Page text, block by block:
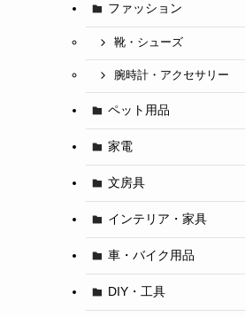
ファッション
靴・シューズ
腕時計・アクセサリー
ペット用品
家電
文房具
インテリア・家具
車・バイク用品
DIY・工具